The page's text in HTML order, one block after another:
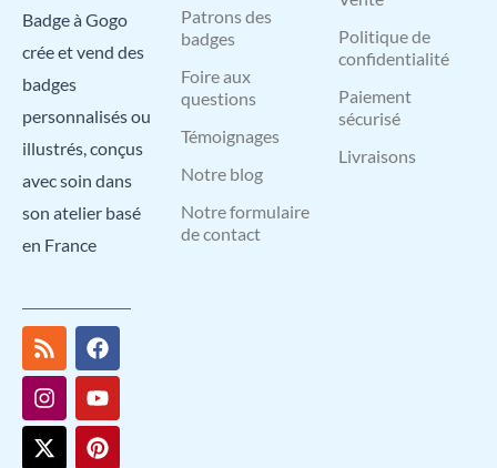
Badge à Gogo
crée et vend des
badges
personnalisés ou
illustrés, conçus
avec soin dans
son atelier basé
en France
R
s
s
F
a
c
e
b
o
I
n
s
t
a
g
Y
o
u
t
u
b
X
-
t
w
i
t
P
i
n
t
e
r
L
i
n
k
e
d
Patrons des
badges
Foire aux
questions
Témoignages
Notre blog
Notre formulaire
de contact
Politique de
confidentialité
Paiement
sécurisé
Livraisons